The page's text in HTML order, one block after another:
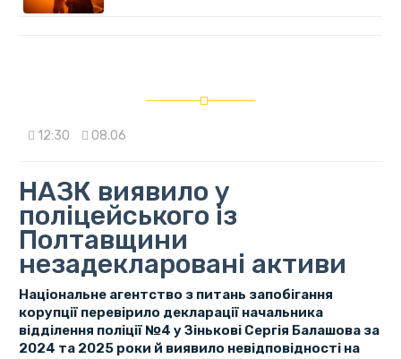
12:30 08.06
НАЗК виявило у
поліцейського із
Полтавщини
незадекларовані активи
Національне агентство з питань запобігання
корупції перевірило декларації начальника
відділення поліції №4 у Зінькові Сергія Балашова за
2024 та 2025 роки й виявило невідповідності на